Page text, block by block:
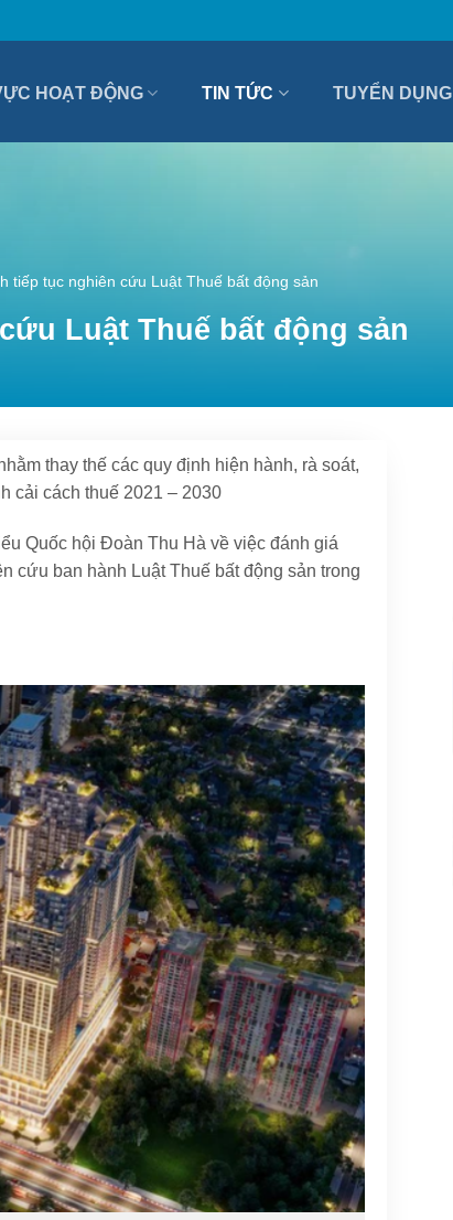
HOẠT ĐỘNG TIN TỨC TUYỂN DỤNG
tiếp tục nghiên cứu Luật Thuế bất động sản
Luật Thuế bất động sản
thay thế các quy định hiện hành, rà soát,
cải cách thuế 2021 – 2030
Quốc hội Đoàn Thu Hà về việc đánh giá
cứu ban hành Luật Thuế bất động sản trong